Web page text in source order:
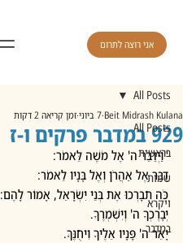
אני רוצה לתרום
All Posts
בראשית
שמות
ויקרא
במדבר
All Posts
929 במדבר פרקים ו-ז
Beit Midrash Kulana 7 ביוני זמן קריאה 2 דקות
"וַיְדַבֵּר ה' אֶל מֹשֶׁה לֵּאמֹר:
דַּבֵּר אֶל אַהֲרֹן וְאֶל בָּנָיו לֵאמֹר:
כֹּה תְבָרְכוּ אֶת בְּנֵי יִשְׂרָאֵל, אָמוֹר לָהֶם:
יְבָרֶכְךָ ה' וְיִשְׁמְרֶךָ.
יָאֵר ה' פָּנָיו אֵלֶיךָ וִיחֻנֶּךָּ.